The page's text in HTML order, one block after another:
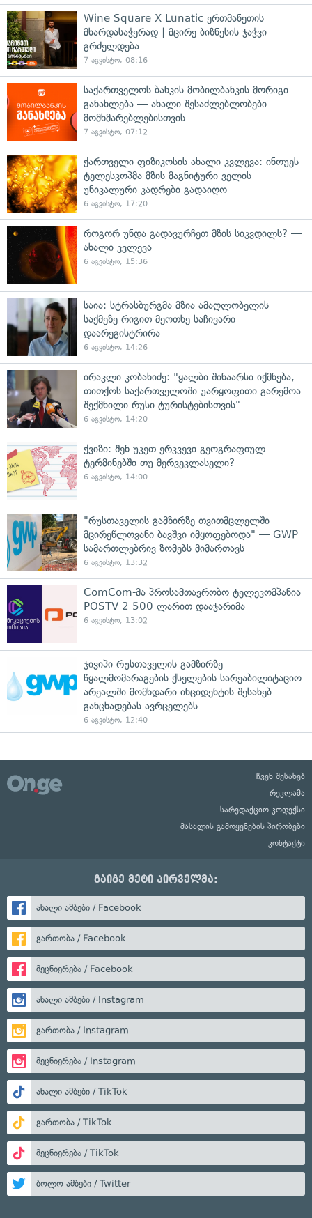
Wine Square X Lunatic ერთმანეთის
მხარდასაჭერად | მცირე ბიზნესის ჯაჭვი
გრძელდება
7 აგვისტო, 08:16
საქართველოს ბანკის მობილბანკის მორიგი
განახლება — ახალი შესაძლებლობები
მომხმარებლებისთვის
7 აგვისტო, 07:12
ქართველი ფიზიკოსის ახალი კვლევა: ინოუეს
ტელესკოპმა მზის მაგნიტური ველის
უნიკალური კადრები გადაიღო
6 აგვისტო, 17:20
როგორ უნდა გადავურჩეთ მზის სიკვდილს? —
ახალი კვლევა
6 აგვისტო, 15:36
საია: სტრასბურგმა მზია ამაღლობელის
საქმეზე რიგით მეოთხე საჩივარი
დაარეგისტრირა
6 აგვისტო, 14:26
ირაკლი კობახიძე: "ყალბი შინაარსი იქმნება,
თითქოს საქართველოში უარყოფითი გარემოა
შექმნილი რუსი ტურისტებისთვის"
6 აგვისტო, 14:20
ქვიზი: შენ უკეთ ერკვევი გეოგრაფიულ
ტერმინებში თუ მერვეკლასელი?
6 აგვისტო, 14:00
"რუსთაველის გამზირზე თვითმცლელში
მცირეწლოვანი ბავშვი იმყოფებოდა" — GWP
სამართლებრივ ზომებს მიმართავს
6 აგვისტო, 13:32
ComCom-მა პროსამთავრობო ტელეკომპანია
POSTV 2 500 ლარით დააჯარიმა
6 აგვისტო, 13:02
ჯივიპი რუსთაველის გამზირზე
წყალმომარაგების ქსელების სარეაბილიტაციო
არეალში მომხდარი ინციდენტის შესახებ
განცხადებას ავრცელებს
6 აგვისტო, 12:40
ჩვენ შესახებ
რეკლამა
სარედაქციო კოდექსი
მასალის გამოყენების პირობები
კონტაქტი
გაიგე მეტი პირველმა:
ახალი ამბები / Facebook
გართობა / Facebook
მეცნიერება / Facebook
ახალი ამბები / Instagram
გართობა / Instagram
მეცნიერება / Instagram
ახალი ამბები / TikTok
გართობა / TikTok
მეცნიერება / TikTok
ბოლო ამბები / Twitter